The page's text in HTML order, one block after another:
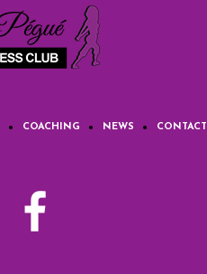
COACHING NEWS CONTACT